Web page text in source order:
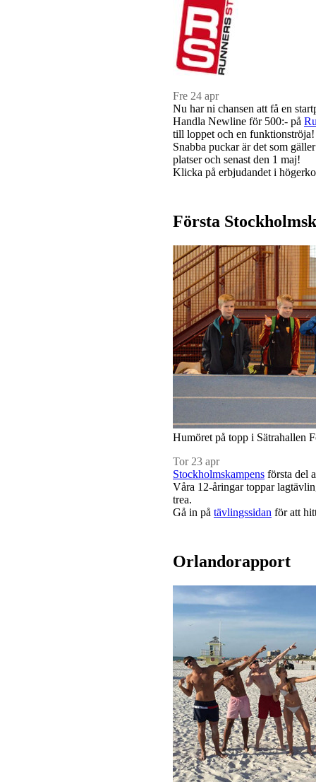
Fre 24 apr
Nu har ni chansen att få en
Handla Newline för 500:- på
till loppet och en funktionströja!
Snabba puckar är det som
platser och senast den 1 maj!
Klicka på erbjudandet i
Första
Humöret på topp i Sätrahallen
Tor 23 apr
Stockholmskampens första del
Våra 12-åringar toppar
trea.
Gå in på tävlingssidan för att
Orlandorapport